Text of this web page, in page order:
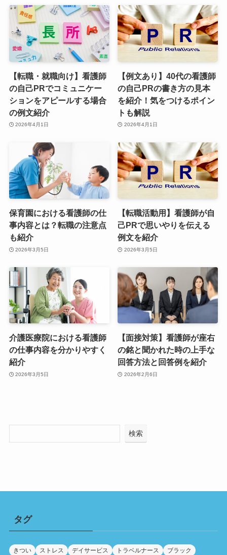
【転職・就職向け】看護師
の自己PRでコミュニケー
ションをアピールする場合
の例文紹介
2026年4月1日
【例文あり】40代の看護師
の自己PRの書き方の見本
を紹介！気をつけるポイン
トも解説
2026年4月1日
保育園における看護師の仕
事内容とは？転職の注意点
も紹介
2026年3月5日
【転職活動用】看護師が自
己PRで思いやりを伝える
例文を紹介
2026年3月5日
介護医療院における看護師
の仕事内容を分かりやすく
紹介
2026年3月5日
【面接対策】看護師が座右
の銘と聞かれた時の上手な
回答方法と回答例を紹介
2026年2月6日
検索
タグ
きつい ストレス デイサービス トラベルナース
ブラック